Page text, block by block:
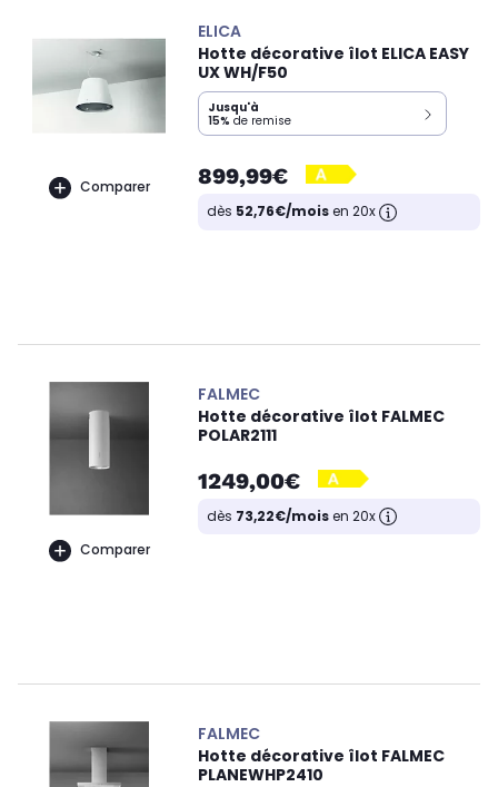
Comparer
ELICA
Hotte décorative îlot ELICA EASY
UX WH/F50
Jusqu'à
15% de remise
899,99€
dès 52,76€/moisen 20x
Comparer
FALMEC
Hotte décorative îlot FALMEC
POLAR2111
1249,00€
dès 73,22€/moisen 20x
FALMEC
Hotte décorative îlot FALMEC
PLANEWHP2410